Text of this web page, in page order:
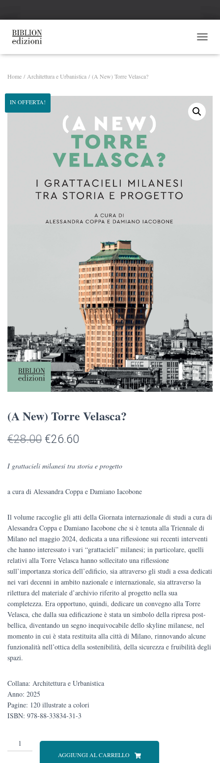
Home / Architettura e Urbanistica / (A New) Torre Velasca?
IN OFFERTA!
(A New) Torre Velasca?
€28.00 Il
era:
€28.00.
€26.60
è:
€26.60.
I grattacieli milanesi tra storia e progetto
a cura di Alessandra Coppa e Damiano Iacobone
Il volume raccoglie gli atti della Giornata internazionale di studi a cura di
Alessandra Coppa e Damiano Iacobone che si è tenuta alla Triennale di
Milano nel maggio 2024, dedicata a una riflessione sui recenti interventi
che hanno interessato i vari “grattacieli” milanesi; in particolare, quelli
relativi alla Torre Velasca hanno sollecitato una riflessione
sull’importanza storica dell’edificio, sia attraverso gli studi a essa dedicati
nei vari decenni in ambito nazionale e internazionale, sia attraverso la
rilettura del materiale d’archivio riferito al progetto nella sua
completezza. Era opportuno, quindi, dedicare un convegno alla Torre
Velasca, che dalla sua edificazione è stata un simbolo della ripresa post-
bellica, diventando un segno inequivocabile dello skyline milanese, nel
momento in cui è stata restituita alla città di Milano, rinnovando alcune
funzionalità nell’ottica della sostenibilità, della sicurezza e fruibilità degli
spazi.
Collana: Architettura e Urbanistica
Anno: 2025
Pagine: 120 illustrate a colori
ISBN: 978-88-33834-31-3
New)
AGGIUNGI AL CARRELLO